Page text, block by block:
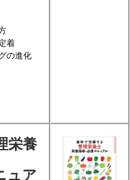
着
の進化
栄養
ュア